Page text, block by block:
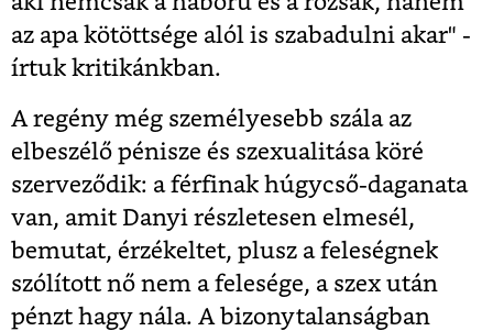
az apa kötöttsége alól is szabadulni akar" -
írtuk kritikánkban.
A regény még személyesebb szála az
elbeszélő pénisze és szexualitása köré
szerveződik: a férfinak húgycső-daganata
van, amit Danyi részletesen elmesél,
bemutat, érzékeltet, plusz a feleségnek
szólított nő nem a felesége, a szex után
pénzt hagy nála. A bizonytalanságban